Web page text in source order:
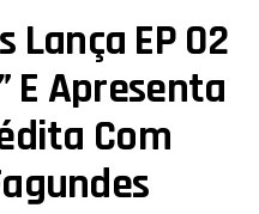
Lança EP 02
E Apresenta
Com